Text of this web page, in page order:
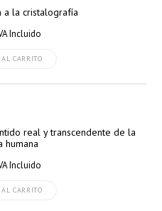
a la cristalografía
Incluido
CARRITO
real y transcendente de la
humana
Incluido
CARRITO